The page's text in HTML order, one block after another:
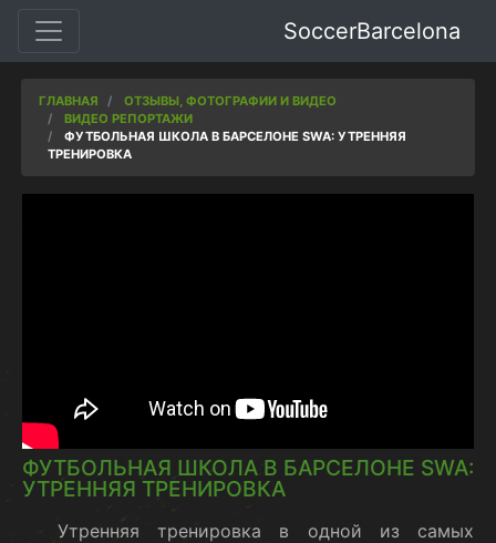
SoccerBarcelona
ГЛАВНАЯ
ОТЗЫВЫ, ФОТОГРАФИИ И ВИДЕО
ВИДЕО РЕПОРТАЖИ
ФУТБОЛЬНАЯ ШКОЛА В БАРСЕЛОНЕ SWA: УТРЕННЯЯ
ТРЕНИРОВКА
ФУТБОЛЬНАЯ ШКОЛА В БАРСЕЛОНЕ SWA:
УТРЕННЯЯ ТРЕНИРОВКА
Утренняя тренировка в одной из самых